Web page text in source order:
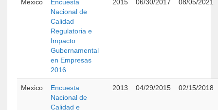
Mexico
Encuesta
Nacional de
Calidad
Regulatoria e
Impacto
Gubernamental
en Empresas
2016
2015 06/30/2017 08/05/2021
Mexico
Encuesta
Nacional de
Calidad e
2013 04/29/2015 02/15/2018